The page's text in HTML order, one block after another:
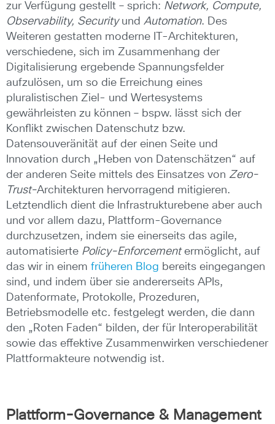
zur Verfügung gestellt – sprich: Network, Compute,
Observability, Security und Automation. Des
Weiteren gestatten moderne IT-Architekturen,
verschiedene, sich im Zusammenhang der
Digitalisierung ergebende Spannungsfelder
aufzulösen, um so die Erreichung eines
pluralistischen Ziel- und Wertesystems
gewährleisten zu können – bspw. lässt sich der
Konflikt zwischen Datenschutz bzw.
Datensouveränität auf der einen Seite und
Innovation durch „Heben von Datenschätzen“ auf
der anderen Seite mittels des Einsatzes von Zero-
Trust-Architekturen hervorragend mitigieren.
Letztendlich dient die Infrastrukturebene aber auch
und vor allem dazu, Plattform-Governance
durchzusetzen, indem sie einerseits das agile,
automatisierte Policy-Enforcementermöglicht, auf
das wir in einem früheren Blog bereits eingegangen
sind, und indem über sie andererseits APIs,
Datenformate, Protokolle, Prozeduren,
Betriebsmodelle etc. festgelegt werden, die dann
den „Roten Faden“ bilden, der für Interoperabilität
sowie das effektive Zusammenwirken verschiedener
Plattformakteure notwendig ist.
Plattform-Governance & Management